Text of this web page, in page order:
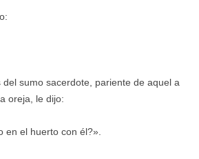
sumo sacerdote, pariente de aquel a
oreja, le dijo:
en el huerto con él?».